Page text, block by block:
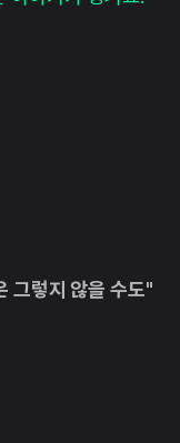
그렇지 않을 수도"